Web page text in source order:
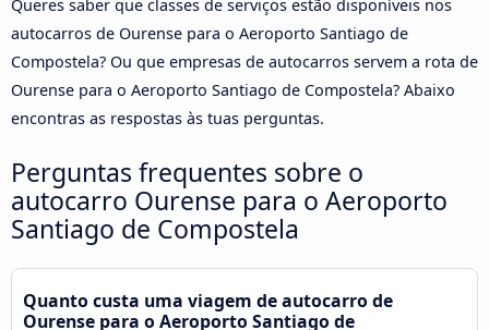
Queres saber que classes de serviços estão disponíveis nos
autocarros de Ourense para o Aeroporto Santiago de
Compostela? Ou que empresas de autocarros servem a rota de
Ourense para o Aeroporto Santiago de Compostela? Abaixo
encontras as respostas às tuas perguntas.
Perguntas frequentes sobre o
autocarro Ourense para o Aeroporto
Santiago de Compostela
Quanto custa uma viagem de autocarro de
Ourense para o Aeroporto Santiago de